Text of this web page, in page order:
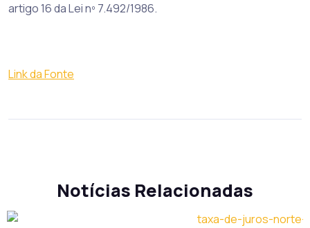
artigo 16 da Lei nº 7.492/1986.
Link da Fonte
Notícias Relacionadas